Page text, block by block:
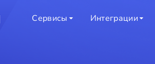
Сервисы Интеграции